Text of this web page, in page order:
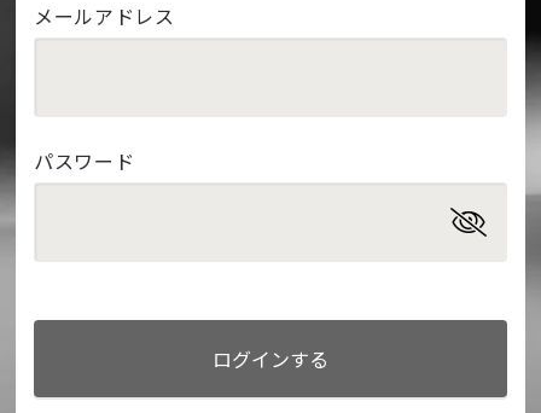
メールアドレス
パスワード
ログインする